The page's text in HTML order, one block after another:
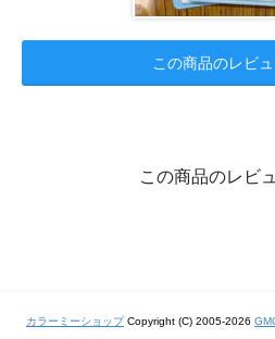
この商品のレビ
この商品のレビ
カラーミーショップCopyright (C) 2005-2026